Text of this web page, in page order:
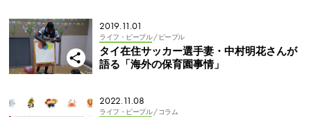
2019.11.01
ライフ・ピープル / ピープル
タイ在住サッカー選手妻・中村明花さんが
語る「海外の保育園事情」
2022.11.08
ライフ・ピープル / コラム